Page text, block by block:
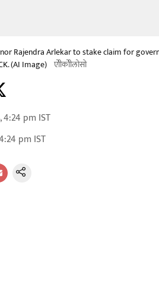
Rajendra Arlekar to stake claim for
(AI Image) एोीकोीलोसो
4:24 pm IST
pm IST